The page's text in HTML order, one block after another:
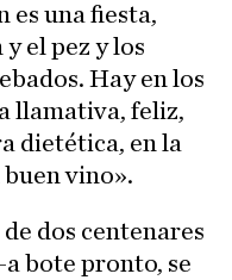
es una fiesta,
el pez y los
Hay en los
llamativa, feliz,
dietética, en la
vino».
dos centenares
bote pronto, se